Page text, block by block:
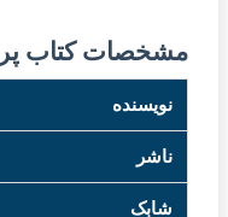
مشخصات کتاب
نویسنده
ناشر
شابک